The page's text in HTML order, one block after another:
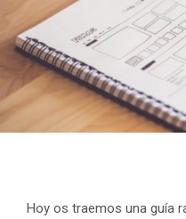
Hoy os traemos una guía